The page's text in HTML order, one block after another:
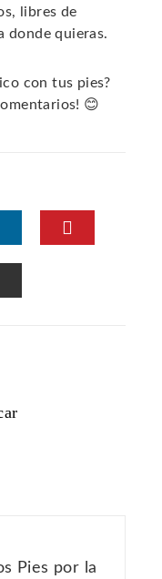
libres de
donde quieras.
con tus pies?
😊
Pies por la